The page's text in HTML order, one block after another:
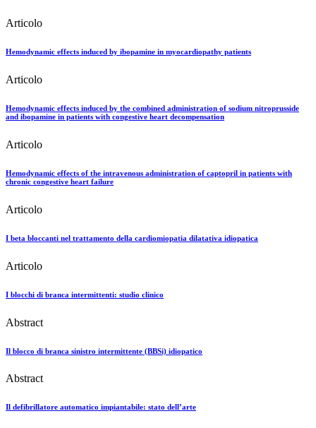
Articolo
Hemodynamic effects induced by ibopamine in myocardiopathy patients
Articolo
Hemodynamic effects induced by the combined administration of sodium nitroprusside
and ibopamine in patients with congestive heart decompensation
Articolo
Hemodynamic effects of the intravenous administration of captopril in patients with
chronic congestive heart failure
Articolo
I beta bloccanti nel trattamento della cardiomiopatia dilatativa idiopatica
Articolo
I blocchi di branca intermittenti: studio clinico
Abstract
Il blocco di branca sinistro intermittente (BBSi) idiopatico
Abstract
Il defibrillatore automatico impiantabile: stato dell’arte